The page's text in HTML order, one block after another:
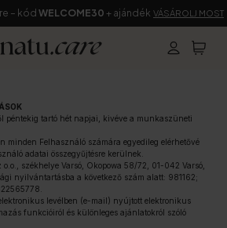
– kód WELCOME30 + ajándék VÁSÁROLJ MOST
péntekig tartó hét napjai, kivéve a munkaszüneti
minden Felhasználó számára egyedileg elérhetővé
adatai összegyűjtésre kerülnek.
székhelye Varsó, Okopowa 58/72, 01-042 Varsó,
nyilvántartásba a következő szám alatt: 981162;
levélben (e-mail) nyújtott elektronikus
funkcióiról és különleges ajánlatokról szóló